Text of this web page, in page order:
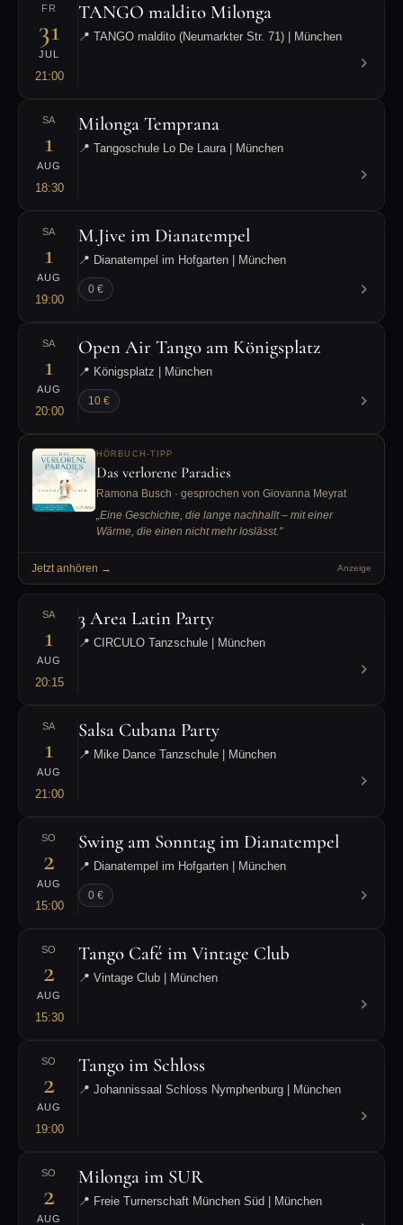
FR
31
JUL
21:00
TANGO maldito Milonga
📍 TANGO maldito (Neumarkter Str. 71) | München
SA
1
AUG
18:30
Milonga Temprana
📍 Tangoschule Lo De Laura | München
SA
1
AUG
19:00
M.Jive im Dianatempel
📍 Dianatempel im Hofgarten | München
0 €
SA
1
AUG
20:00
Open Air Tango am Königsplatz
📍 Königsplatz | München
10 €
HÖRBUCH-TIPP
Das verlorene Paradies
Ramona Busch · gesprochen von Giovanna Meyrat
„Eine Geschichte, die lange nachhallt – mit einer
Wärme, die einen nicht mehr loslässt."
Jetzt anhören → Anzeige
SA
1
AUG
20:15
3 Area Latin Party
📍 CIRCULO Tanzschule | München
SA
1
AUG
21:00
Salsa Cubana Party
📍 Mike Dance Tanzschule | München
SO
2
AUG
15:00
Swing am Sonntag im Dianatempel
📍 Dianatempel im Hofgarten | München
0 €
SO
2
AUG
15:30
Tango Café im Vintage Club
📍 Vintage Club | München
SO
2
AUG
19:00
Tango im Schloss
📍 Johannissaal Schloss Nymphenburg | München
SO
2
AUG
Milonga im SUR
📍 Freie Turnerschaft München Süd | München